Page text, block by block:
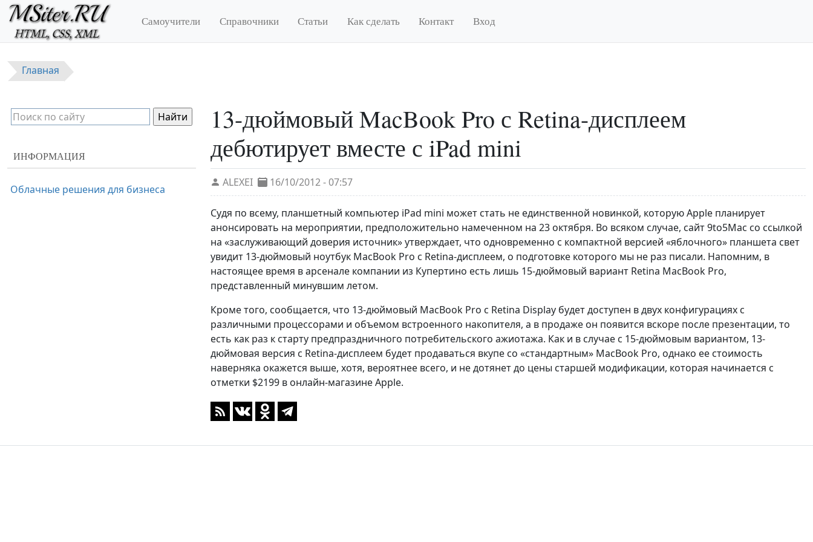
Перейти к основному содержанию
Самоучители Справочники Статьи Как сделать Контакт Вход
Главная
13-дюймовый MacBook Pro с Retina-дисплеем
дебютирует вместе с iPad mini
ALEXEI 16/10/2012 - 07:57
Судя по всему, планшетный компьютер iPad mini может стать не единственной новинкой, которую Apple планирует
анонсировать на мероприятии, предположительно намеченном на 23 октября. Во всяком случае, сайт 9to5Mac со ссылкой
на «заслуживающий доверия источник» утверждает, что одновременно с компактной версией «яблочного» планшета свет
увидит 13-дюймовый ноутбук MacBook Pro с Retina-дисплеем, о подготовке которого мы не раз писали. Напомним, в
настоящее время в арсенале компании из Купертино есть лишь 15-дюймовый вариант Retina MacBook Pro,
представленный минувшим летом.
Кроме того, сообщается, что 13-дюймовый MacBook Pro с Retina Display будет доступен в двух конфигурациях с
различными процессорами и объемом встроенного накопителя, а в продаже он появится вскоре после презентации, то
есть как раз к старту предпраздничного потребительского ажиотажа. Как и в случае с 15-дюймовым вариантом, 13-
дюймовая версия с Retina-дисплеем будет продаваться вкупе со «стандартным» MacBook Pro, однако ее стоимость
наверняка окажется выше, хотя, вероятнее всего, и не дотянет до цены старшей модификации, которая начинается с
отметки $2199 в онлайн-магазине Apple.
ИНФОРМАЦИЯ
Облачные решения для бизнеса